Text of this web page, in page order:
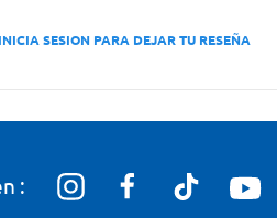
INICIA SESION PARA DEJAR TU RESEÑA
: